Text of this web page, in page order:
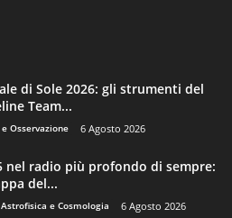
di Sole 2026: gli strumenti del
Team...
Osservazione 6 Agosto 2026
nel radio più profondo di sempre:
del...
e Cosmologia 6 Agosto 2026